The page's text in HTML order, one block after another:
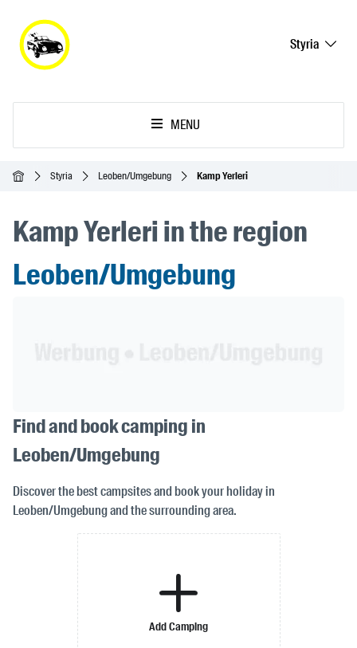
Styria
MENU
Ana SayfaStyria Leoben/Umgebung Kamp Yerleri
Kamp Yerleri in the region
Leoben/Umgebung
Find and book camping in
Leoben/Umgebung
Discover the best campsites and book your holiday in
Leoben/Umgebung and the surrounding area.
Add Camping